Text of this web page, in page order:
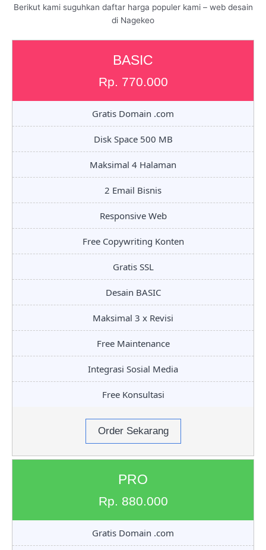
Berikut kami suguhkan daftar harga populer kami – web desain
di Nagekeo
BASIC
Rp. 770.000
Gratis Domain .com
Disk Space 500 MB
Maksimal 4 Halaman
2 Email Bisnis
Responsive Web
Free Copywriting Konten
Gratis SSL
Desain BASIC
Maksimal 3 x Revisi
Free Maintenance
Integrasi Sosial Media
Free Konsultasi
Order Sekarang
PRO
Rp. 880.000
Gratis Domain .com